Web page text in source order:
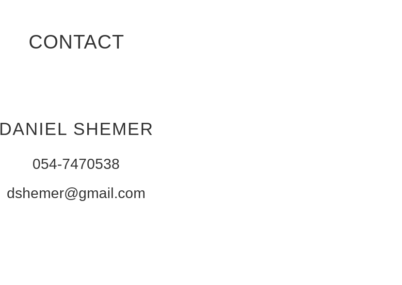
CONTACT
DANIEL SHEMER
054-7470538
dshemer@gmail.com